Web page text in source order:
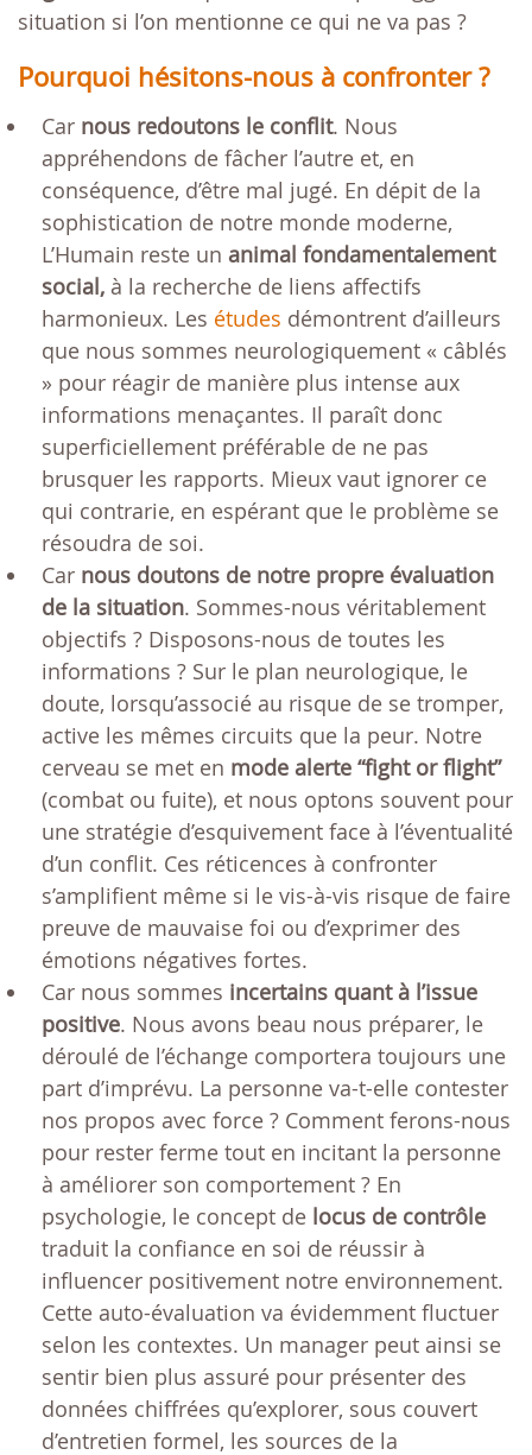
situation si l’on mentionne ce qui ne va pas ?
Pourquoi hésitons-nous à confronter ?
Car nous redoutons le conflit. Nous
appréhendons de fâcher l’autre et, en
conséquence, d’être mal jugé. En dépit de la
sophistication de notre monde moderne,
L’Humain reste un animal fondamentalement
social, à la recherche de liens affectifs
harmonieux. Les études démontrent d’ailleurs
que nous sommes neurologiquement « câblés
» pour réagir de manière plus intense aux
informations menaçantes. Il paraît donc
superficiellement préférable de ne pas
brusquer les rapports. Mieux vaut ignorer ce
qui contrarie, en espérant que le problème se
résoudra de soi.
Car nous doutons de notre propre évaluation
de la situation. Sommes-nous véritablement
objectifs ? Disposons-nous de toutes les
informations ? Sur le plan neurologique, le
doute, lorsqu’associé au risque de se tromper,
active les mêmes circuits que la peur. Notre
cerveau se met en mode alerte “fight or flight”
(combat ou fuite), et nous optons souvent pour
une stratégie d’esquivement face à l’éventualité
d’un conflit. Ces réticences à confronter
s’amplifient même si le vis-à-vis risque de faire
preuve de mauvaise foi ou d’exprimer des
émotions négatives fortes.
Car nous sommes incertains quant à l’issue
positive. Nous avons beau nous préparer, le
déroulé de l’échange comportera toujours une
part d’imprévu. La personne va-t-elle contester
nos propos avec force ? Comment ferons-nous
pour rester ferme tout en incitant la personne
à améliorer son comportement ? En
psychologie, le concept de locus de contrôle
traduit la confiance en soi de réussir à
influencer positivement notre environnement.
Cette auto-évaluation va évidemment fluctuer
selon les contextes. Un manager peut ainsi se
sentir bien plus assuré pour présenter des
données chiffrées qu’explorer, sous couvert
d’entretien formel, les sources de la